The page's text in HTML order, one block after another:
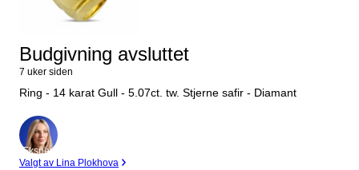
Budgivning avsluttet
7 uker siden
Ring - 14 karat Gull - 5.07ct. tw. Stjerne safir - Diamant
Ekspert
Valgt av Lina Plokhova